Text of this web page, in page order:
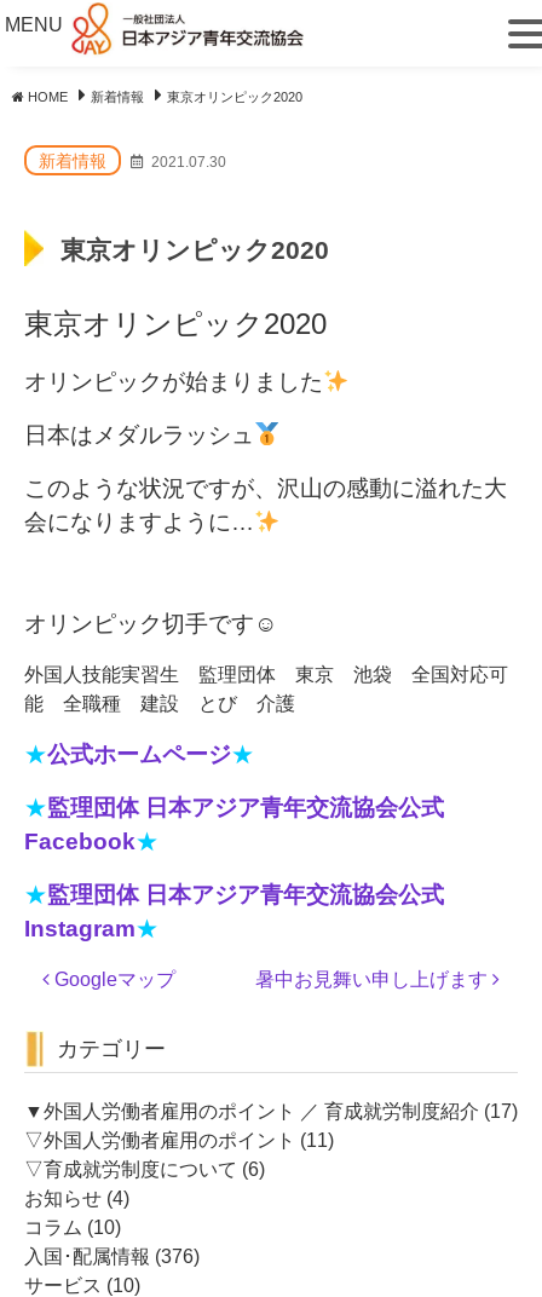
HOME 新着情報 東京オリンピック2020
新着情報 2021.07.30
東京オリンピック2020
東京オリンピック2020
オリンピックが始まりました
日本はメダルラッシュ
このような状況ですが、沢山の感動に溢れた大
会になりますように…
オリンピック切手です☺
外国人技能実習生 監理団体 東京 池袋 全国対応可
能 全職種 建設 とび 介護
★公式ホームページ★
★監理団体 日本アジア青年交流協会公式
Facebook★
★監理団体 日本アジア青年交流協会公式
Instagram★
投
ナ
ビ
ー
シ
ョ
ン
Googleマップ 暑中お見舞い申し上げます
カテゴリー
▼外国人労働者雇用のポイント ／ 育成就労制度紹介 (17)
▽外国人労働者雇用のポイント (11)
▽育成就労制度について (6)
お知らせ (4)
コラム (10)
入国･配属情報 (376)
サービス (10)
MENU